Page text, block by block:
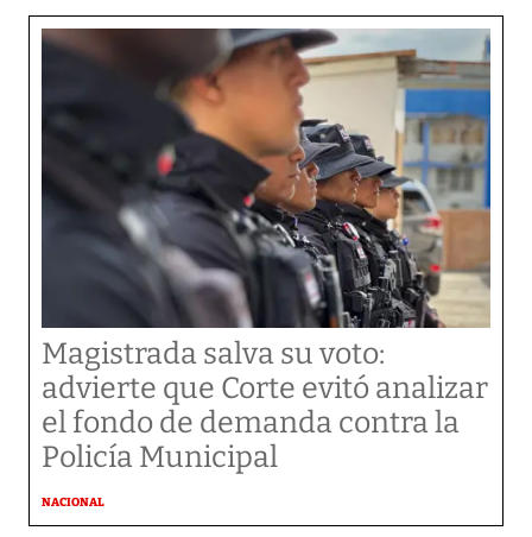
Magistrada salva su voto:
advierte que Corte evitó analizar
el fondo de demanda contra la
Policía Municipal
NACIONAL